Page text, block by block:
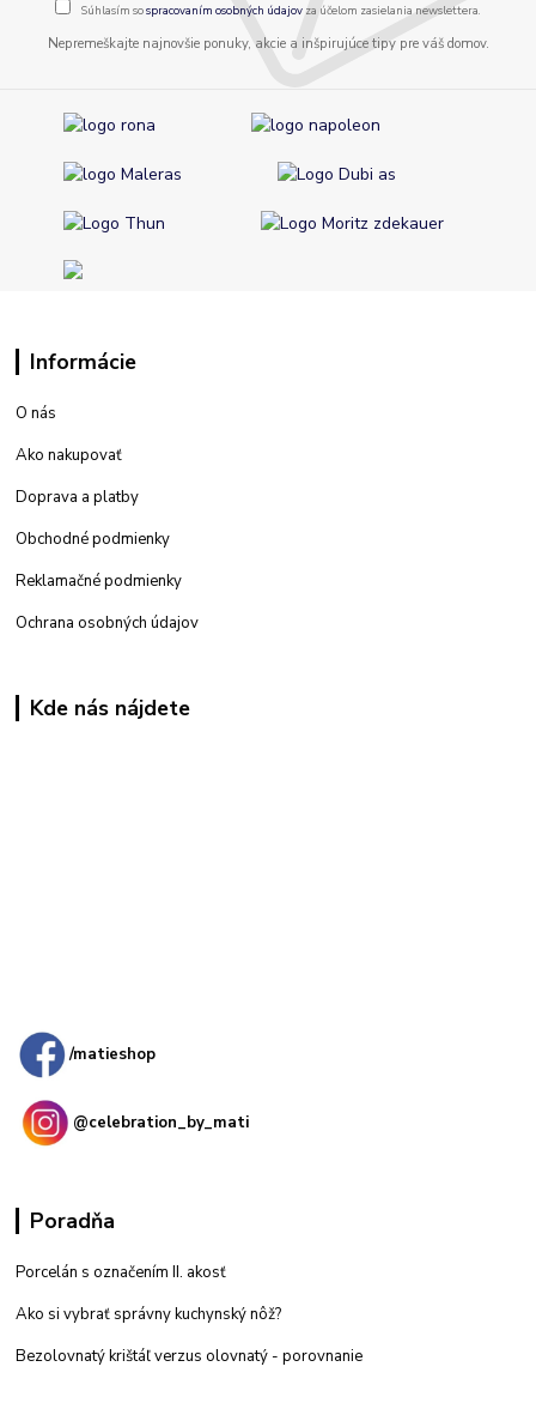
Súhlasím sospracovaním osobných údajov za účelom zasielania newslettera.
Nepremeškajte najnovšie ponuky, akcie a inšpirujúce tipy pre váš domov.
Informácie
O nás
Ako nakupovať
Doprava a platby
Obchodné podmienky
Reklamačné podmienky
Ochrana osobných údajov
Kde nás nájdete
/matieshop
@celebration_by_mati
Poradňa
Porcelán s označením II. akosť
Ako si vybrať správny kuchynský nôž?
Bezolovnatý krištáľ verzus olovnatý - porovnanie